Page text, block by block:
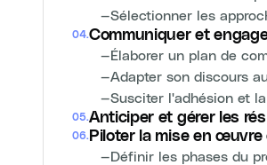
—Sélectionner les
04.Communiquer et
—Élaborer un plan de
—Adapter son discours
—Susciter l'adhésion et
05.Anticiper et gérer les
06. Piloter la mise en
—Définir les phases du